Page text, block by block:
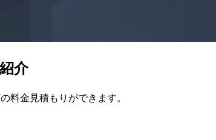
介
料金見積もりができます。